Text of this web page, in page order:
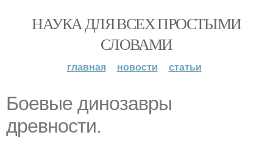
НАУКА ДЛЯ ВСЕХ ПРОСТЫМИ
СЛОВАМИ
главная новости статьи
Боевые динозавры
древности.